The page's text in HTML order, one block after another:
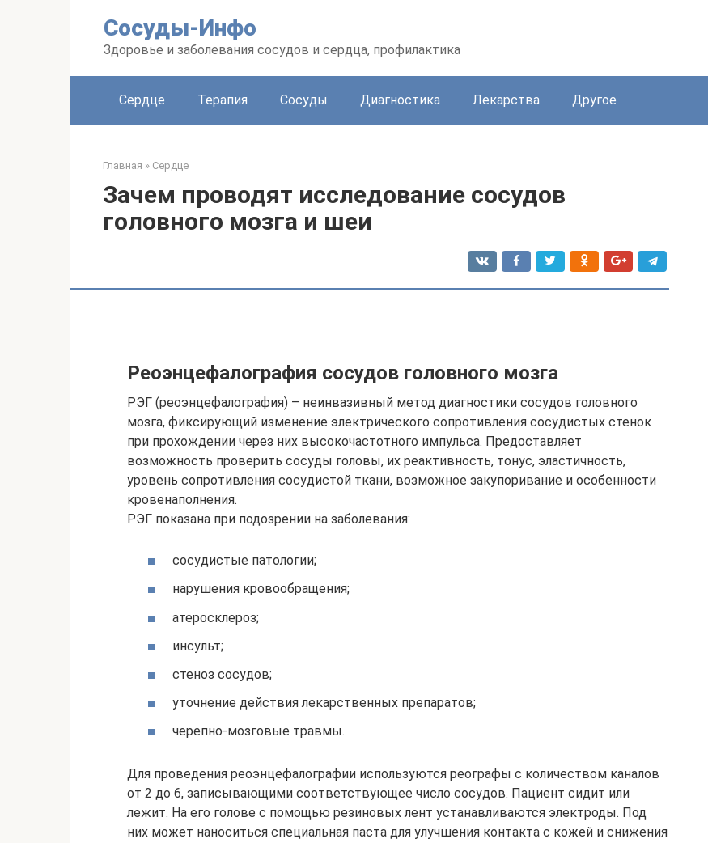
Сосуды-Инфо
Здоровье и заболевания сосудов и сердца, профилактика
Сердце Терапия Сосуды Диагностика Лекарства Другое
Главная » Сердце
Зачем проводят исследование сосудов
головного мозга и шеи
Реоэнцефалография сосудов головного мозга
РЭГ (реоэнцефалография) – неинвазивный метод диагностики сосудов головного
мозга, фиксирующий изменение электрического сопротивления сосудистых стенок
при прохождении через них высокочастотного импульса. Предоставляет
возможность проверить сосуды головы, их реактивность, тонус, эластичность,
уровень сопротивления сосудистой ткани, возможное закупоривание и особенности
кровенаполнения.
РЭГ показана при подозрении на заболевания:
сосудистые патологии;
нарушения кровообращения;
атеросклероз;
инсульт;
стеноз сосудов;
уточнение действия лекарственных препаратов;
черепно-мозговые травмы.
Для проведения реоэнцефалографии используются реографы с количеством каналов
от 2 до 6, записывающими соответствующее число сосудов. Пациент сидит или
лежит. На его голове с помощью резиновых лент устанавливаются электроды. Под
них может наноситься специальная паста для улучшения контакта с кожей и снижения